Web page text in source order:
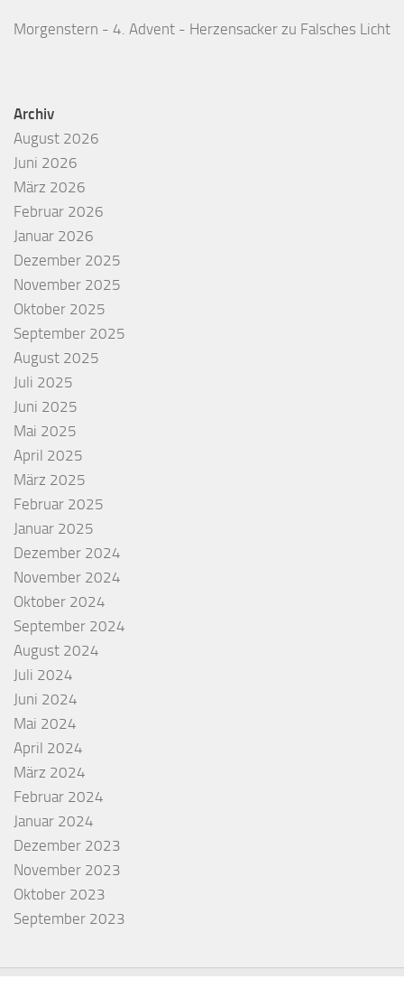
Morgenstern - 4. Advent - Herzensacker zu Falsches Licht
Archiv
August 2026
Juni 2026
März 2026
Februar 2026
Januar 2026
Dezember 2025
November 2025
Oktober 2025
September 2025
August 2025
Juli 2025
Juni 2025
Mai 2025
April 2025
März 2025
Februar 2025
Januar 2025
Dezember 2024
November 2024
Oktober 2024
September 2024
August 2024
Juli 2024
Juni 2024
Mai 2024
April 2024
März 2024
Februar 2024
Januar 2024
Dezember 2023
November 2023
Oktober 2023
September 2023